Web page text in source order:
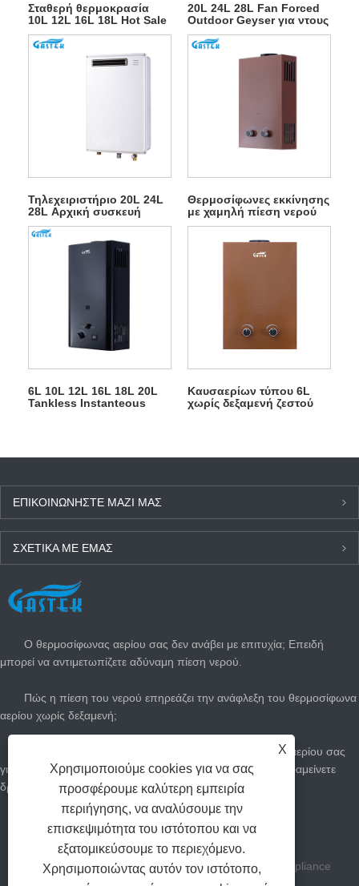
Σταθερή θερμοκρασία
10L 12L 16L 18L Hot Sale
Τύπος καυσαερίων
Επιτοίχια τοποθέτηση
Tankless Instant LPG
Θερμοσίφωνας Φυσικού
20L 24L 28L Fan Forced
Outdoor Geyser για ντους
ζεστού νερού
Τηλεχειριστήριο 20L 24L
28L Αρχική συσκευή
Εξωτερική θερμαντήρα
νερού φυσικού αερίου
Θερμοσίφωνες εκκίνησης
με χαμηλή πίεση νερού
Τύπος καυσαερίων LPG
6L 10L 12L 16L 18L 20L
Tankless Instanteous
Καυσαερίων τύπου 6L
χωρίς δεξαμενή ζεστού
ΕΠΙΚΟΙΝΩΝΉΣΤΕ ΜΑΖΊ ΜΑΣ
ΣΧΕΤΙΚΆ ΜΕ ΕΜΆΣ
ΤΕΛΕΥΤΑΊΑ ΝΈΑ
Ο θερμοσίφωνας αερίου σας δεν ανάβει με επιτυχία; Επειδή
μπορεί να αντιμετωπίζετε αδύναμη πίεση νερού.
Πώς η πίεση του νερού επηρεάζει την ανάφλεξη του θερμοσίφωνα
αερίου χωρίς δεξαμενή;
Πώς να προσαρμόσετε τον άμεσο θερμοσίφωνα του αερίου σας
για το καλοκαίρι: Κόψτε τους λογαριασμούς αερίου και παραμείνετε
δροσεροί
Πόσο μεγάλο θερμοσίφωνα αερίου χρειάζεστε;
Πνευματικά δικαιώματα Zhongshan Gastek Home Appliance
X
Χρησιμοποιούμε cookies για να σας
προσφέρουμε καλύτερη εμπειρία
περιήγησης, να αναλύσουμε την
επισκεψιμότητα του ιστότοπου και να
εξατομικεύσουμε το περιεχόμενο.
Χρησιμοποιώντας αυτόν τον ιστότοπο,